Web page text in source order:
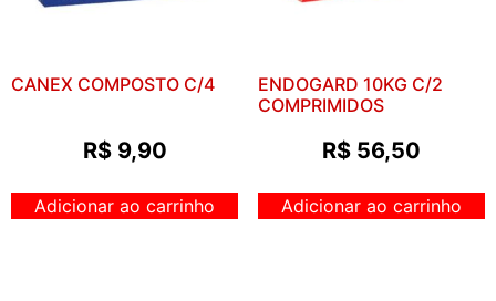
CANEX COMPOSTO C/4
R$9,90
Adicionar ao carrinho
ENDOGARD 10KG C/2
COMPRIMIDOS
R$56,50
Adicionar ao carrinho